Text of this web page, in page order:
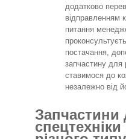
додатково
відправленням
питання
постачання,
запчастину для
ставимося до
незалежно від
Запчастини